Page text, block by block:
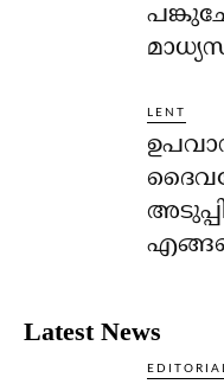
LENT
Latest News